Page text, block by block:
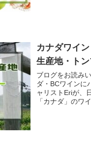
カナダワイ
生産地・ト
ブログをお読み
ダ・BCワインに
ャリストEriが、
「カナダ」のワ